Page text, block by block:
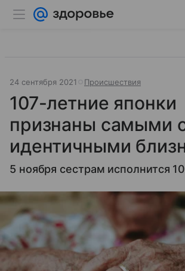
24 сентября 2021 Происшествия
107-летние японки
признаны самыми
идентичными
5 ноября сестрам исполнится